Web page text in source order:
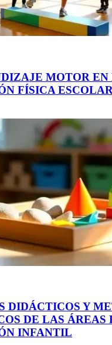
MOTOR EN
FÍSICA ESCOLAR
DIDÁCTICOS Y
DE LAS ÁREAS
INFANTIL